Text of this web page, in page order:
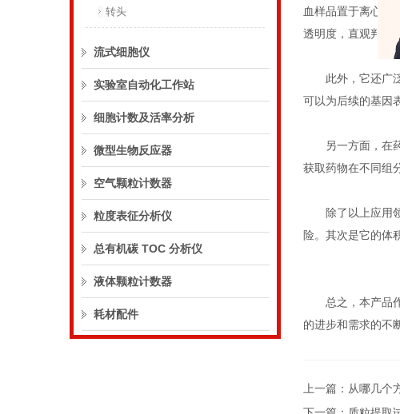
转头
流式细胞仪
实验室自动化工作站
细胞计数及活率分析
微型生物反应器
空气颗粒计数器
粒度表征分析仪
总有机碳 TOC 分析仪
液体颗粒计数器
耗材配件
血样品置于离心杯
透明度，直观判断
此外，它还广泛
可以为后续的基因
另一方面，在药
获取药物在不同组
除了以上应用领
险。其次是它的体
总之，本产品作
的进步和需求的不
上一篇： 从哪几个